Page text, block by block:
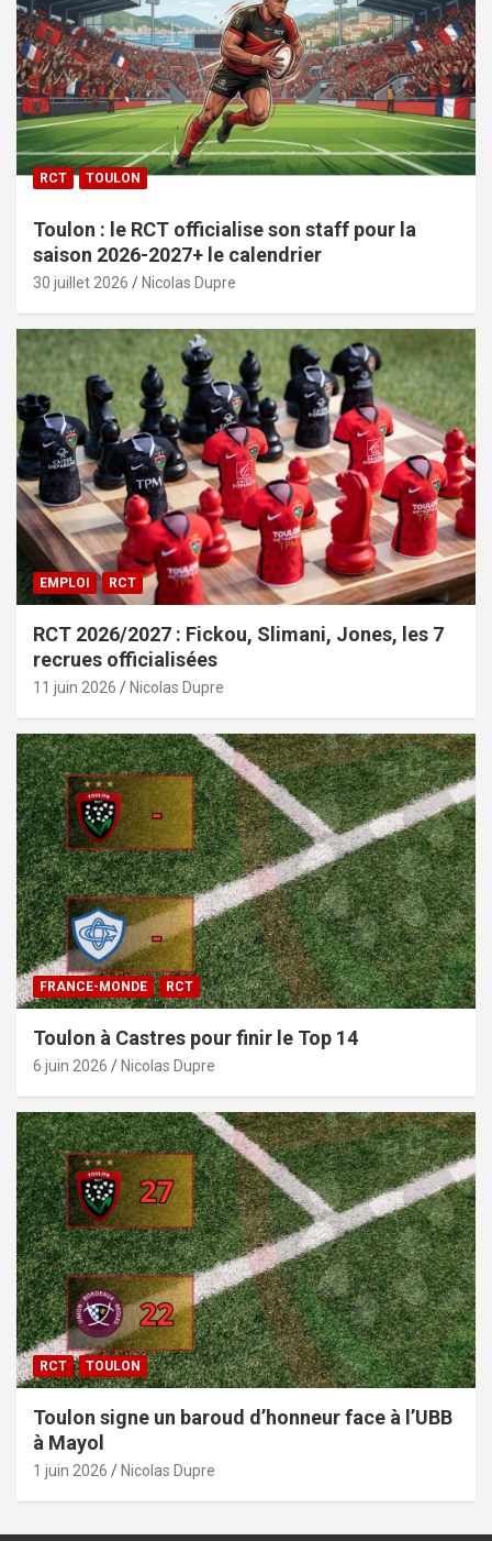
RCT TOULON
Toulon : le RCT officialise son staff pour la
saison 2026-2027+ le calendrier
30 juillet 2026 Nicolas Dupre
EMPLOI RCT
RCT 2026/2027 : Fickou, Slimani, Jones, les 7
recrues officialisées
11 juin 2026 Nicolas Dupre
FRANCE-MONDE RCT
Toulon à Castres pour finir le Top 14
6 juin 2026 Nicolas Dupre
RCT TOULON
Toulon signe un baroud d’honneur face à l’UBB
à Mayol
1 juin 2026 Nicolas Dupre